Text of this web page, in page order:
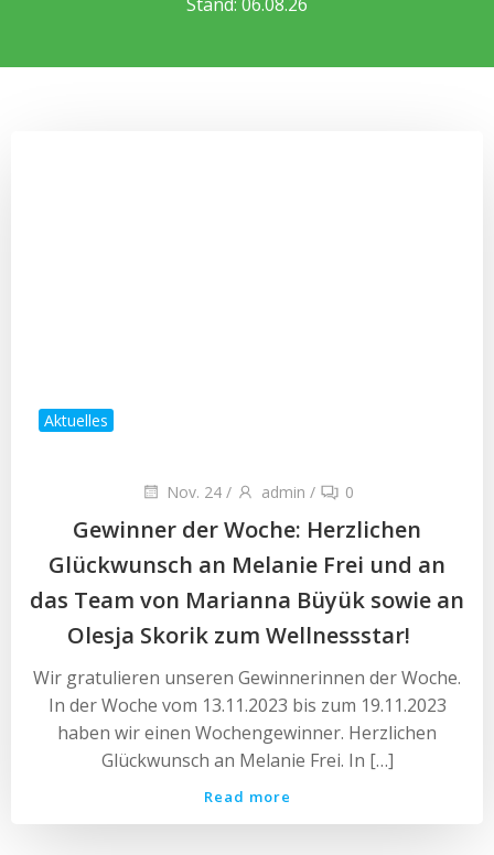
Aktuelles
Nov. 24 / admin / 0
Gewinner der Woche: Herzlichen
Glückwunsch an Melanie Frei und an
das Team von Marianna Büyük sowie an
Olesja Skorik zum Wellnessstar!
Wir gratulieren unseren Gewinnerinnen der Woche.
In der Woche vom 13.11.2023 bis zum 19.11.2023
haben wir einen Wochengewinner. Herzlichen
Glückwunsch an Melanie Frei. In […]
Read more